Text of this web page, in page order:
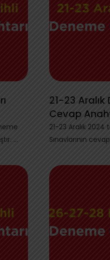
Sınavlarının cevap anahtarları yayınlanmıştır. ...
21-23 Aralık
Cevap
21-23 Aralık
Sınavlarının